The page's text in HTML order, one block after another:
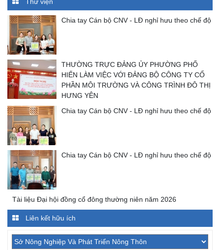
Chia tay Cán bộ CNV - LĐ nghỉ hưu theo chế độ
THƯỜNG TRỰC ĐẢNG ỦY PHƯỜNG PHỐ
HIẾN LÀM VIỆC VỚI ĐẢNG BỘ CÔNG TY CỔ
PHẦN MÔI TRƯỜNG VÀ CÔNG TRÌNH ĐÔ THỊ
HƯNG YÊN
Chia tay Cán bộ CNV - LĐ nghỉ hưu theo chế độ
Chia tay Cán bộ CNV - LĐ nghỉ hưu theo chế độ
Tài liệu Đại hội đồng cổ đông thường niên năm 2026
Liên kết hữu ích